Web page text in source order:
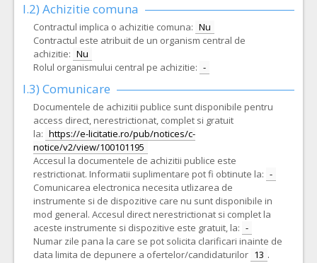
I.2) Achizitie comuna
Contractul implica o achizitie comuna: Nu
Contractul este atribuit de un organism central de
achizitie: Nu
Rolul organismului central pe achizitie: -
I.3) Comunicare
Documentele de achizitii publice sunt disponibile pentru
access direct, nerestrictionat, complet si gratuit
la: https://e-licitatie.ro/pub/notices/c-
notice/v2/view/100101195
Accesul la documentele de achizitii publice este
restrictionat. Informatii suplimentare pot fi obtinute la: -
Comunicarea electronica necesita utlizarea de
instrumente si de dispozitive care nu sunt disponibile in
mod general. Accesul direct nerestrictionat si complet la
aceste instrumente si dispozitive este gratuit, la: -
Numar zile pana la care se pot solicita clarificari inainte de
data limita de depunere a ofertelor/candidaturilor 13 .